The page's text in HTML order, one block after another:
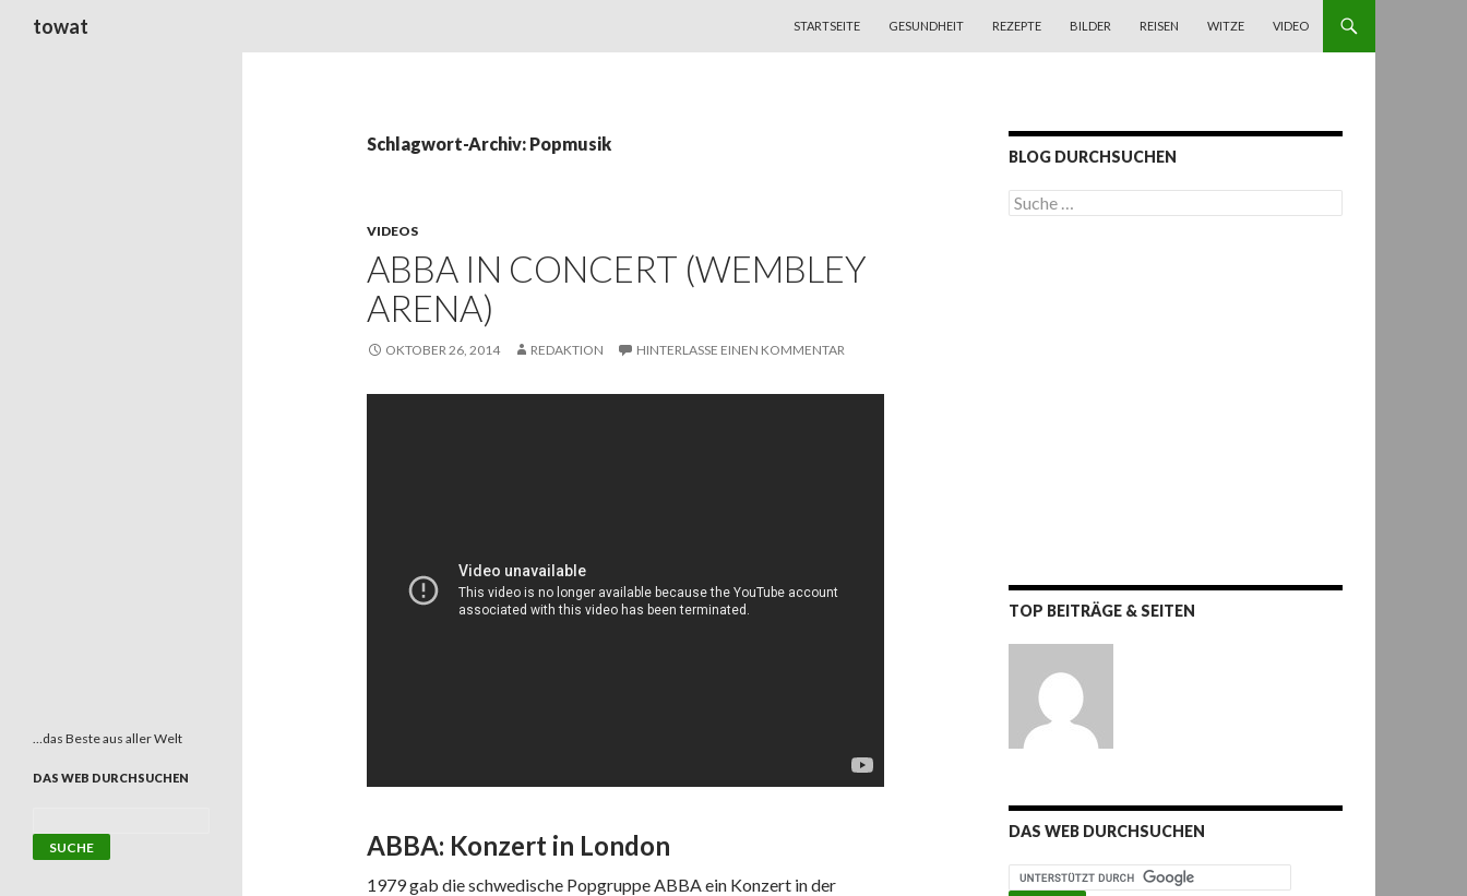
towat
STARTSEITE
GESUNDHEIT REZEPTE BILDER REISEN WITZE VIDEO
Schlagwort-Archiv: Popmusik
VIDEOS
ABBA IN CONCERT (WEMBLEY
ARENA)
OKTOBER 26, 2014 REDAKTION HINTERLASSE EINEN KOMMENTAR
ABBA: Konzert in London
1979 gab die schwedische Popgruppe ABBA ein Konzert in der
BLOG DURCHSUCHEN
S
u
TOP BEITRÄGE & SEITEN
DAS WEB DURCHSUCHEN
…das Beste aus aller Welt
DAS WEB DURCHSUCHEN